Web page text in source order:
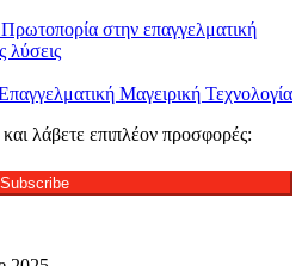
στην επαγγελματική
λύσεις
Μαγειρική Τεχνολογία
λάβετε επιπλέον προσφορές:
Subscribe